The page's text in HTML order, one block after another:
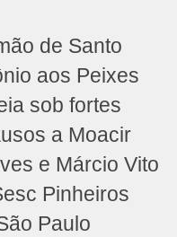
de Santo
aos Peixes
sob fortes
a Moacir
e Márcio Vito
Pinheiros
Paulo